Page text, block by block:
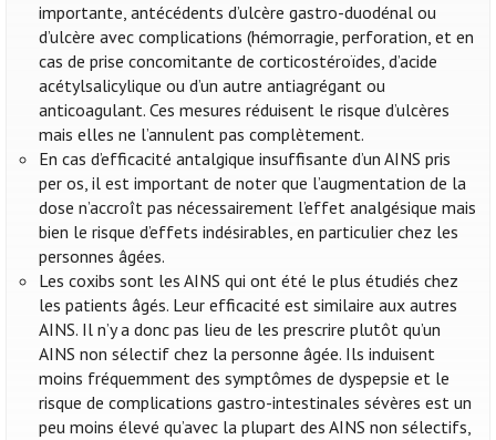
importante, antécédents d’ulcère gastro-duodénal ou
d’ulcère avec complications (hémorragie, perforation, et en
cas de prise concomitante de corticostéroïdes, d’acide
acétylsalicylique ou d’un autre antiagrégant ou
anticoagulant. Ces mesures réduisent le risque d’ulcères
mais elles ne l’annulent pas complètement.
En cas d’efficacité antalgique insuffisante d’un AINS pris
per os, il est important de noter que l’augmentation de la
dose n’accroît pas nécessairement l’effet analgésique mais
bien le risque d’effets indésirables, en particulier chez les
personnes âgées.
Les coxibs sont les AINS qui ont été le plus étudiés chez
les patients âgés. Leur efficacité est similaire aux autres
AINS. Il n’y a donc pas lieu de les prescrire plutôt qu’un
AINS non sélectif chez la personne âgée. Ils induisent
moins fréquemment des symptômes de dyspepsie et le
risque de complications gastro-intestinales sévères est un
peu moins élevé qu’avec la plupart des AINS non sélectifs,